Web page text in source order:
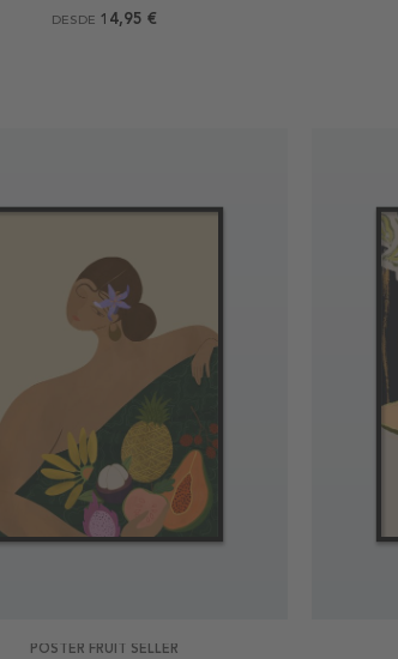
DESDE 14,95 €
POSTER FRUIT SELLER